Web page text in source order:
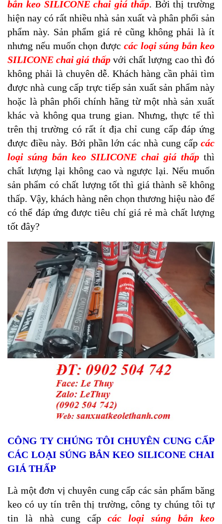
bắn keo SILICONE chai giá thấp. Bởi thị trường
hiện nay có rất nhiều nhà sản xuất và phân phối sản
phẩm này. Sản phẩm giá rẻ cũng không phải là ít
nhưng nếu muốn chọn được các loại súng bắn keo
SILICONE chai giá thấpvới chất lượng cao thì đó
không phải là chuyên dễ. Khách hàng cần phải tìm
được nhà cung cấp trực tiếp sản xuất sản phẩm này
hoặc là phân phối chính hãng từ một nhà sản xuất
khác và không qua trung gian. Nhưng, thực tế thì
trên thị trường có rất ít địa chỉ cung cấp đáp ứng
được điều này. Bởi phần lớn các nhà cung cấp các
loại súng bắn keo SILICONE chai giá thấp thì
chất lượng lại không cao và ngược lại. Nếu muốn
sản phẩm có chất lượng tốt thì giá thành sẽ không
thấp. Vậy, khách hàng nên chọn thương hiệu nào để
có thể đáp ứng được tiêu chí giá rẻ mà chất lượng
tốt đây?
CÔNG TY CHÚNG TÔI CHUYÊN CUNG CẤP
CÁC LOẠI SÚNG BẮN KEO SILICONE CHAI
GIÁ THẤP
Là một đơn vị chuyên cung cấp các sản phẩm băng
keo có uy tín trên thị trường, công ty chúng tôi tự
tin là nhà cung cấpcác loại súng bắn keo